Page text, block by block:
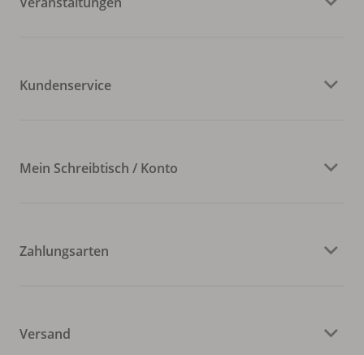
Kundenservice
Mein Schreibtisch / Konto
Zahlungsarten
Versand